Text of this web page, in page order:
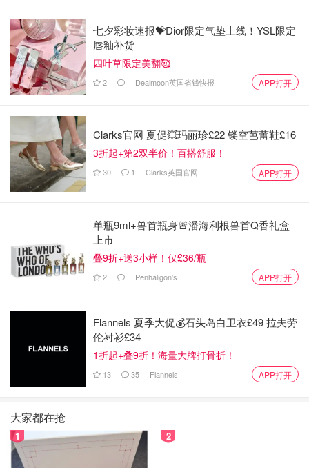
七夕彩妆速报💝Dior限定气垫上线！YSL限定
唇釉补货
四叶草限定美翻🥰
2 Dealmoon英国省钱快报 APP打开
Clarks官网 夏促💥玛丽珍£22 镂空芭蕾鞋£16
3折起+第2双半价！百搭舒服！
30 1 Clarks英国官网 APP打开
单瓶9ml+兽首瓶身🚨潘海利根兽首Q香礼盒
上市
叠9折+送3小样！仅£36/瓶
2 Penhaligon's APP打开
Flannels 夏季大促💰石头岛白卫衣£49 拉夫劳
伦衬衫£34
1折起+叠9折！海量大牌打骨折！
13 35 Flannels APP打开
大家都在抢
1 2